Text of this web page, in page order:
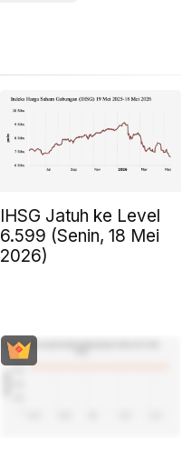
IHSG Jatuh ke Level
6.599 (Senin, 18 Mei
2026)